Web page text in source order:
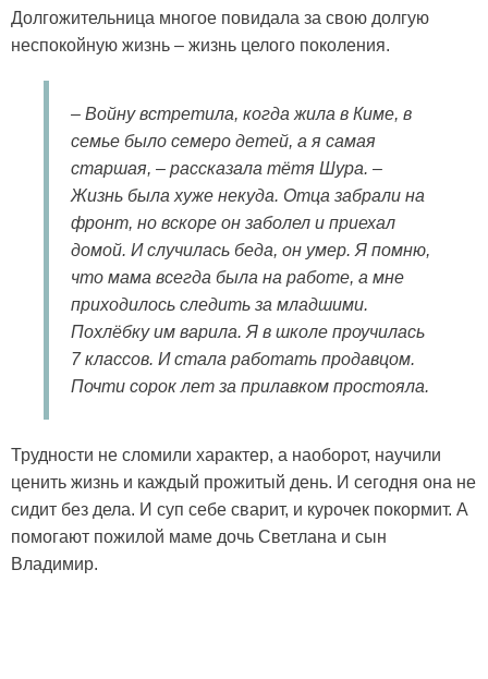
Долгожительница многое повидала за свою долгую
неспокойную жизнь – жизнь целого поколения.
– Войну встретила, когда жила в Киме, в
семье было семеро детей, а я самая
старшая, – рассказала тётя Шура. –
Жизнь была хуже некуда. Отца забрали на
фронт, но вскоре он заболел и приехал
домой. И случилась беда, он умер. Я помню,
что мама всегда была на работе, а мне
приходилось следить за младшими.
Похлёбку им варила. Я в школе проучилась
7 классов. И стала работать продавцом.
Почти сорок лет за прилавком простояла.
Трудности не сломили характер, а наоборот, научили
ценить жизнь и каждый прожитый день. И сегодня она не
сидит без дела. И суп себе сварит, и курочек покормит. А
помогают пожилой маме дочь Светлана и сын
Владимир.